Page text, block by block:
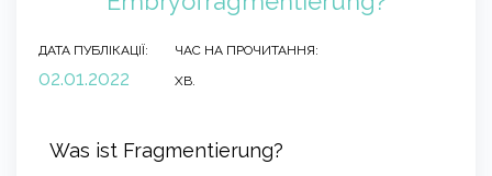
ДАТА ПУБЛІКАЦІЇ:
02.01.2022
ЧАС НА ПРОЧИТАННЯ:
ХВ.
Was ist Fragmentierung?